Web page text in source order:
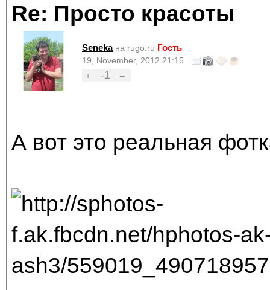
Re: Просто красоты
Seneka на rugo.ru Гость
19, November, 2012 21:15
+
-1 –
А вот это реальная